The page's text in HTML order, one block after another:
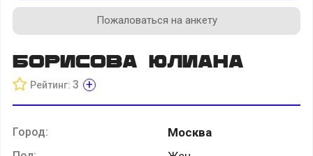
Пожаловаться на анкету
Борисова Юлиана
Рейтинг: 3 +
Город: Москва